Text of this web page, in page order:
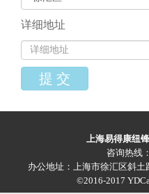
详细地址
提 交
上海易得康纽
咨询热线
办公地址：上海市徐汇区斜
©2016-2017